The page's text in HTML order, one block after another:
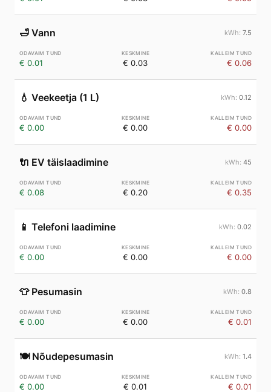
🛁 Vann 7.5
€ 0.01 € 0.03 € 0.06
💧 Veekeetja (1 L) 0.12
€ 0.00 € 0.00 € 0.00
🔌 EV täislaadimine 45
€ 0.08 € 0.20 € 0.35
📱 Telefoni laadimine 0.02
€ 0.00 € 0.00 € 0.00
👕 Pesumasin 0.8
€ 0.00 € 0.00 € 0.01
🍽️ Nõudepesumasin 1.4
€ 0.00 € 0.01 € 0.01